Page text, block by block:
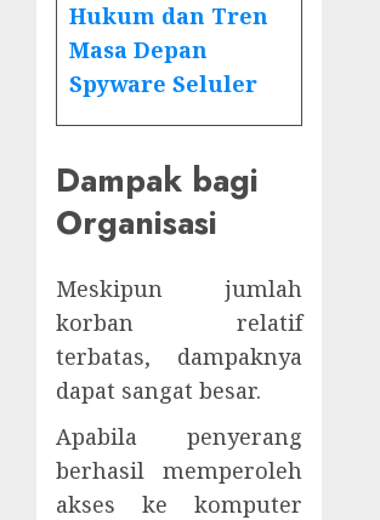
Hukum dan Tren
Masa Depan
Spyware Seluler
Dampak bagi
Organisasi
Meskipun jumlah
korban relatif
terbatas, dampaknya
dapat sangat besar.
Apabila penyerang
berhasil memperoleh
akses ke komputer